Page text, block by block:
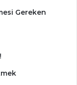
Gereken